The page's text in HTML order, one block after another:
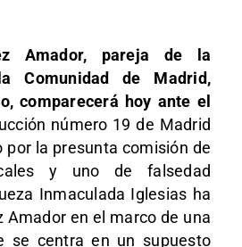
Amador, pareja de la
Comunidad de Madrid,
comparecerá hoy ante el
número 19 de Madrid
por la presunta comisión de
y uno de falsedad
Inmaculada Iglesias ha
Amador en el marco de una
se centra en un supuesto